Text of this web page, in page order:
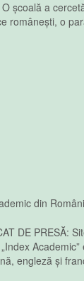
școală a
românești, o
din
DE PRESĂ:
engleză și